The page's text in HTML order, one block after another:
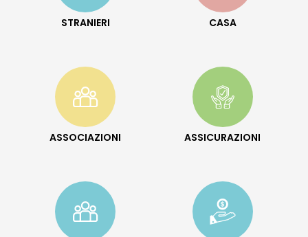
STRANIERI CASA
ASSOCIAZIONI ASSICURAZIONI